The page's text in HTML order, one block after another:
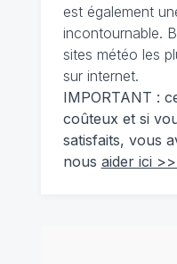
est également
incontournable.
sites météo les
sur internet.
IMPORTANT :
coûteux et si
satisfaits, vous
nous aider ici